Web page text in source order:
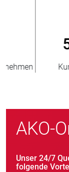
AKO-
Unser 24/7
folgende